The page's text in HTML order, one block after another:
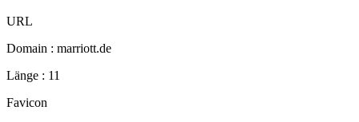
URL
Domain : marriott.de
Länge : 11
Favicon